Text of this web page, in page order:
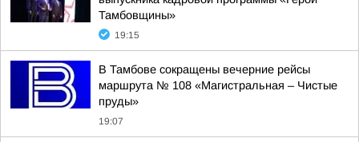
Тамбовщины»
19:15
В Тамбове сокращены вечерние рейсы
маршрута № 108 «Магистральная – Чистые
пруды»
19:07